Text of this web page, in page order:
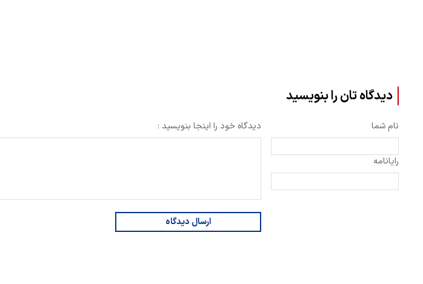
دیدگاه تان را بنویسید
نام شما
رایانامه
دیدگاه خود را اینجا بنویسید :
ارسال دیدگاه